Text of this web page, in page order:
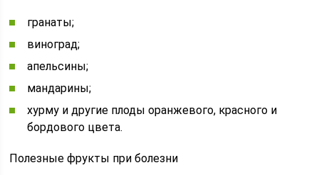
гранаты;
виноград;
апельсины;
мандарины;
хурму и другие плоды оранжевого, красного и
бордового цвета.
Полезные фрукты при болезни